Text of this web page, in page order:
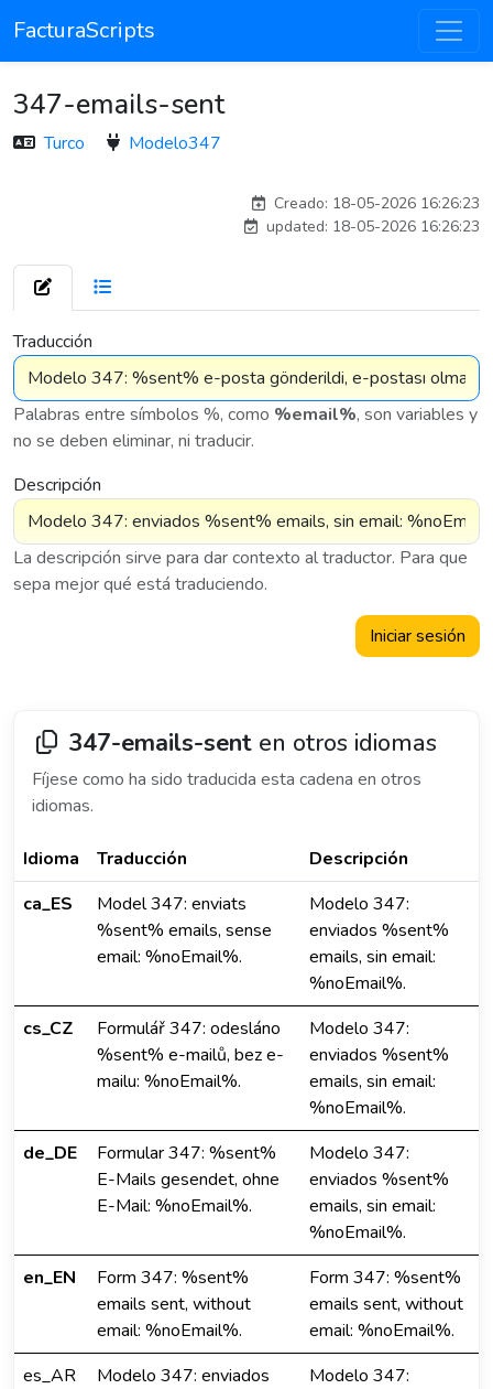
FacturaScripts
347-emails-sent
Turco Modelo347
Creado: 18-05-2026 16:26:23
updated: 18-05-2026 16:26:23
Traducción
Palabras entre símbolos %, como %email%, son variables y
no se deben eliminar, ni traducir.
Descripción
La descripción sirve para dar contexto al traductor. Para que
sepa mejor qué está traduciendo.
Iniciar sesión
347-emails-sent en otros idiomas
Fíjese como ha sido traducida esta cadena en otros
idiomas.
Idioma Traducción
Descripción
ca_ES
Model 347: enviats
%sent% emails, sense
email: %noEmail%.
Modelo 347:
enviados %sent%
emails, sin email:
%noEmail%.
cs_CZ
Formulář 347: odesláno
%sent% e-mailů, bez e-
mailu: %noEmail%.
Modelo 347:
enviados %sent%
emails, sin email:
%noEmail%.
de_DE
Formular 347: %sent%
E-Mails gesendet, ohne
E-Mail: %noEmail%.
Modelo 347:
enviados %sent%
emails, sin email:
%noEmail%.
en_EN
Form 347: %sent%
emails sent, without
email: %noEmail%.
Form 347: %sent%
emails sent, without
email: %noEmail%.
es_AR
Modelo 347: enviados
Modelo 347: